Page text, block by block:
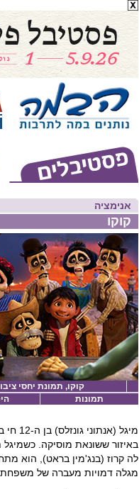
אנימציה
קוקו
קוקו, תמונת יחסי
תמונות
מיגל
באיזור ששונאת מוסיקה. כשמיגל
לה קרוז (בנג'מין בראט), הוא
מגלה דמויות מעברה של